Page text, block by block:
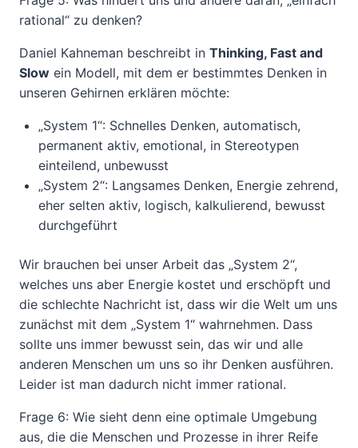
rational“ zu denken?
Daniel Kahneman beschreibt in Thinking, Fast and
Slow ein Modell, mit dem er bestimmtes Denken in
unseren Gehirnen erklären möchte:
„System 1“: Schnelles Denken, automatisch,
permanent aktiv, emotional, in Stereotypen
einteilend, unbewusst
„System 2“: Langsames Denken, Energie zehrend,
eher selten aktiv, logisch, kalkulierend, bewusst
durchgeführt
Wir brauchen bei unser Arbeit das „System 2“,
welches uns aber Energie kostet und erschöpft und
die schlechte Nachricht ist, dass wir die Welt um uns
zunächst mit dem „System 1“ wahrnehmen. Dass
sollte uns immer bewusst sein, das wir und alle
anderen Menschen um uns so ihr Denken ausführen.
Leider ist man dadurch nicht immer rational.
Frage 6: Wie sieht denn eine optimale Umgebung
aus, die die Menschen und Prozesse in ihrer Reife